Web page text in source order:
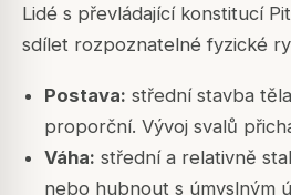
Lidé s převládající konstitucí
sdílet rozpoznatelné fyzické
Postava: střední stavba
proporční. Vývoj svalů
Váha: střední a relativně
nebo hubnout s úmyslným